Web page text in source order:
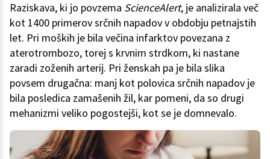
Raziskava, ki jo povzema ScienceAlert, je analizirala več
kot 1400 primerov srčnih napadov v obdobju petnajstih
let. Pri moških je bila večina infarktov povezana z
aterotrombozo, torej s krvnim strdkom, ki nastane
zaradi zoženih arterij. Pri ženskah pa je bila slika
povsem drugačna: manj kot polovica srčnih napadov je
bila posledica zamašenih žil, kar pomeni, da so drugi
mehanizmi veliko pogostejši, kot se je domnevalo.